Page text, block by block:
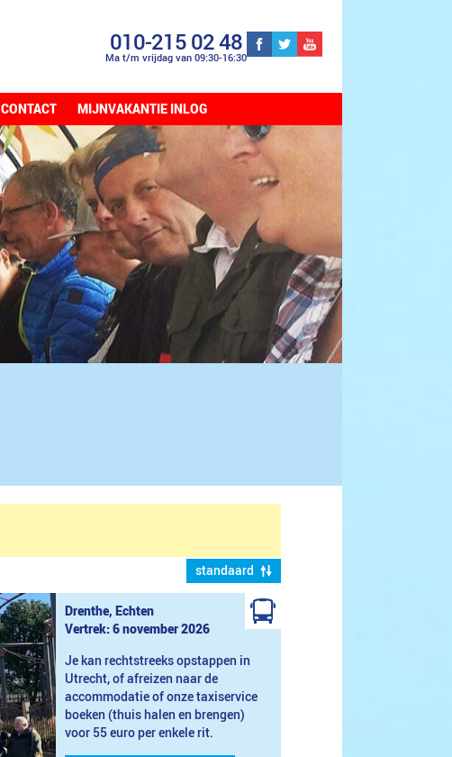
010-215 02 48
Ma t/m vrijdag van 09:30-16:30
CONTACT MIJNVAKANTIE INLOG
standaard
Drenthe, Echten
Vertrek: 6 november 2026
Je kan rechtstreeks opstappen in
Utrecht, of afreizen naar de
accommodatie of onze taxiservice
boeken (thuis halen en brengen)
voor 55 euro per enkele rit.